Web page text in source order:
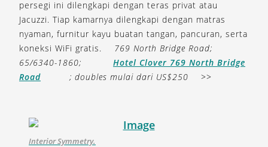
persegi ini dilengkapi dengan teras privat atau
Jacuzzi. Tiap kamarnya dilengkapi dengan matras
nyaman, furnitur kayu buatan tangan, pancuran, serta
koneksi WiFi gratis.
769 North Bridge Road;
65/6340-1860;
Hotel Clover 769 North Bridge
Road
; doubles mulai dari US$250 >>
Interior Symmetry.